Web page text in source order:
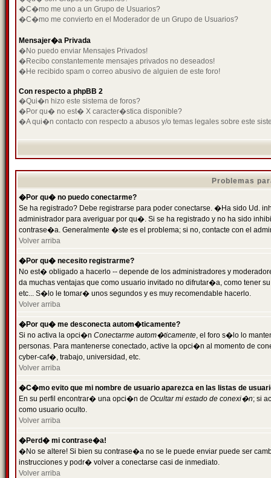
�C�mo me uno a un Grupo de Usuarios?
�C�mo me convierto en el Moderador de un Grupo de Usuarios?
Mensajer�a Privada
�No puedo enviar Mensajes Privados!
�Recibo constantemente mensajes privados no deseados!
�He recibido spam o correo abusivo de alguien de este foro!
Con respecto a phpBB 2
�Qui�n hizo este sistema de foros?
�Por qu� no est� X caracter�stica disponible?
�A qui�n contacto con respecto a abusos y/o temas legales sobre este
Problemas
�Por qu� no puedo conectarme?
Se ha registrado? Debe registrarse para poder conectarse. �Ha sido Ud.
administrador para averiguar por qu�. Si se ha registrado y no ha sido
contrase�a. Generalmente �ste es el problema; si no, contacte con el
Volver arriba
�Por qu� necesito registrarme?
No est� obligado a hacerlo -- depende de los administradores y
da muchas ventajas que como usuario invitado no difrutar�a, como tener
etc... S�lo le tomar� unos segundos y es muy recomendable hacerlo.
Volver arriba
�Por qu� me desconecta autom�ticamente?
Si no activa la opci�n Conectarme autom�ticamente, el foro s�lo lo
personas. Para mantenerse conectado, active la opci�n al momento de
cyber-caf�, trabajo, universidad, etc.
Volver arriba
�C�mo evito que mi nombre de usuario aparezca en las listas de
En su perfil encontrar� una opci�n de Ocultar mi estado de conexi�n; si
como usuario oculto.
Volver arriba
�Perd� mi contrase�a!
�No se altere! Si bien su contrase�a no se le puede enviar puede ser
instrucciones y podr� volver a conectarse casi de inmediato.
Volver arriba